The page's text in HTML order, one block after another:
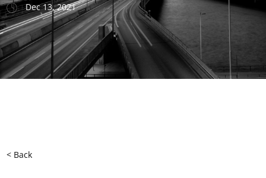
Dec 13, 2021
< Back